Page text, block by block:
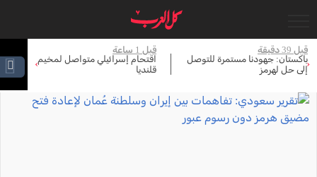
قبل 39 دقيقة
باكستان: جهودنا مستمرة للتوصل
إلى حل لهرمز
قبل 1 ساعة
اقتحام إسرائيلي متواصل لمخيم
قلنديا
‹
›